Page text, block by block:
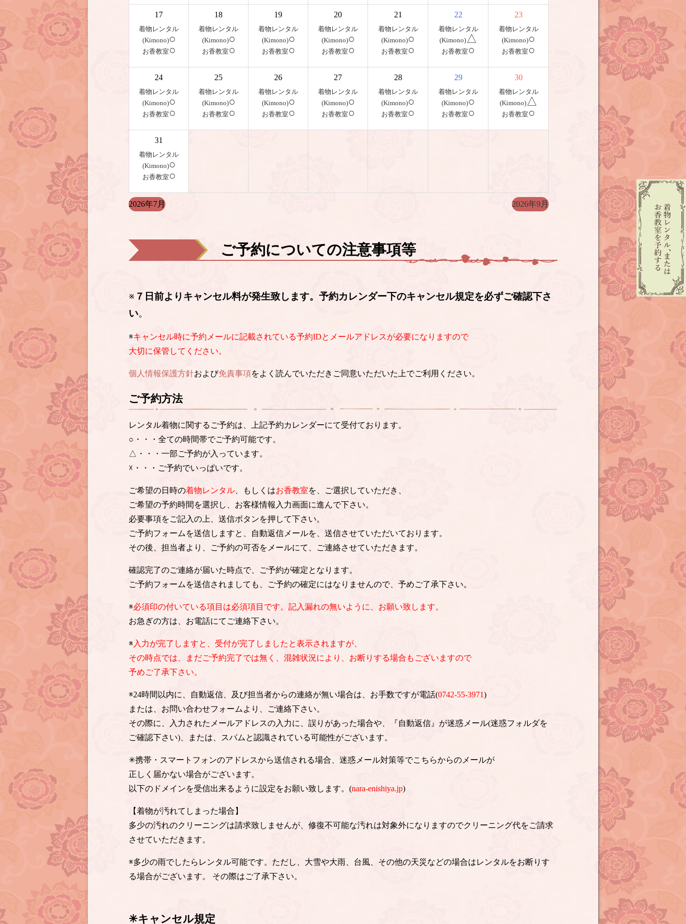
17
着物レンタル
(Kimono)○
お香教室○
18
着物レンタル
(Kimono)○
お香教室○
19
着物レンタル
(Kimono)○
お香教室○
20
着物レンタル
(Kimono)○
お香教室○
21
着物レンタル
(Kimono)○
お香教室○
22
着物レンタル
(Kimono)△
お香教室○
23
着物レンタル
(Kimono)○
お香教室○
24
着物レンタル
(Kimono)○
お香教室○
25
着物レンタル
(Kimono)○
お香教室○
26
着物レンタル
(Kimono)○
お香教室○
27
着物レンタル
(Kimono)○
お香教室○
28
着物レンタル
(Kimono)○
お香教室○
29
着物レンタル
(Kimono)○
お香教室○
30
着物レンタル
(Kimono)△
お香教室○
31
着物レンタル
(Kimono)○
お香教室○
2026年7月 2026年9月
ご予約についての注意事項等
※ ７日前よりキャンセル料が発生致します。予約カレンダー下のキャンセル規定を必ずご確認下さ
い。
※キャンセル時に予約メールに記載されている予約IDとメールアドレスが必要になりますので
大切に保管してください。
個人情報保護方針および免責事項をよく読んでいただきご同意いただいた上でご利用ください。
ご予約方法
レンタル着物に関するご予約は、上記予約カレンダーにて受付ております。
○・・・全ての時間帯でご予約可能です。
△・・・一部ご予約が入っています。
☓・・・ご予約でいっぱいです。
ご希望の日時の着物レンタル 、もしくはお香教室を、ご選択していただき、
ご希望の予約時間を選択し、お客様情報入力画面に進んで下さい。
必要事項をご記入の上、送信ボタンを押して下さい。
ご予約フォームを送信しますと、自動返信メールを、送信させていただいております。
その後、担当者より、ご予約の可否をメールにて、ご連絡させていただきます。
確認完了のご連絡が届いた時点で、ご予約が確定となります。
ご予約フォームを送信されましても、ご予約の確定にはなりませんので、予めご了承下さい。
※必須印の付いている項目は必須項目です。記入漏れの無いように、お願い致します。
お急ぎの方は、お電話にてご連絡下さい。
※ 入力が完了しますと、受付が完了しましたと表示されますが、
その時点では、まだご予約完了では無く、混雑状況により、お断りする場合もございますので
予めご了承下さい。
※24時間以内に、自動返信、及び担当者からの連絡が無い場合は、お手数ですが電話(0742-55-3971)
または、お問い合わせフォームより、ご連絡下さい。
その際に、入力されたメールアドレスの入力に、誤りがあった場合や、『自動返信』が迷惑メール(迷惑フォルダを
ご確認下さい)、または、スパムと認識されている可能性がございます。
✳︎携帯・スマートフォンのアドレスから送信される場合、迷惑メール対策等でこちらからのメールが
正しく届かない場合がございます。
以下のドメインを受信出来るように設定をお願い致します。(nara-enishiya.jp)
【着物が汚れてしまった場合】
多少の汚れのクリーニングは請求致しませんが、修復不可能な汚れは対象外になりますのでクリーニング代をご請求
させていただきます。
※多少の雨でしたらレンタル可能です。ただし、大雪や大雨、台風、その他の天災などの場合はレンタルをお断りす
る場合がございます。 その際はご了承下さい。
✳︎キャンセル規定